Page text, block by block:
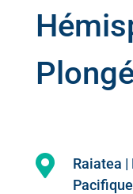

Raiatea |